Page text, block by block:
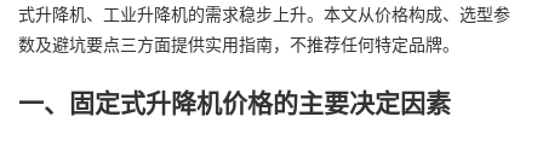
式升降机、工业升降机的需求稳步上升。本文从价格构成、选型参
数及避坑要点三方面提供实用指南，不推荐任何特定品牌。
一、固定式升降机价格的主要决定因素